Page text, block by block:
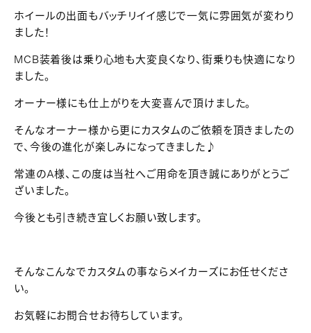
ホイールの出面もバッチリイイ感じで一気に雰囲気が変わり
ました！
MCB装着後は乗り心地も大変良くなり、街乗りも快適になり
ました。
オーナー様にも仕上がりを大変喜んで頂けました。
そんなオーナー様から更にカスタムのご依頼を頂きましたの
で、今後の進化が楽しみになってきました♪
常連のA様、この度は当社へご用命を頂き誠にありがとうご
ざいました。
今後とも引き続き宜しくお願い致します。
そんなこんなでカスタムの事ならメイカーズにお任せくださ
い。
お気軽にお問合せお待ちしています。